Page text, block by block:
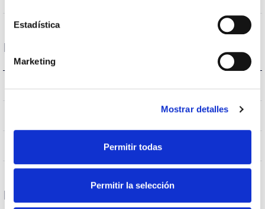
Estadística
Marketing
Mostrar detalles
Permitir todas
Permitir la selección
Données optiques
Température de coleur
>80
Angle d’ouverture
Logement et finition